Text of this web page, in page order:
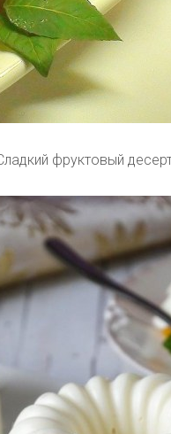
фруктовый